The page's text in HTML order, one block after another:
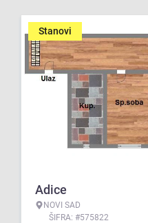
Stanovi
Adice
NOVI SAD
ŠIFRA: #575822